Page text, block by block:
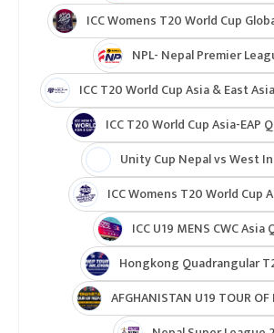
टुर्नामेन्ट
Indian Premier
ICC T20 World Cup
ICC Cricket World Cup
Indian Premier League
ICC Women’s Under-19 T20
U19 Women\'s World
ICC Men T20 World Cup 2024
Under Lights T20I